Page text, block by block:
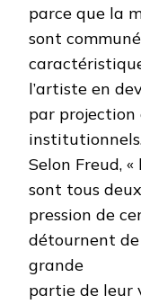
parce que la
sont
l’artiste en
par
Selon Freud,
sont tous
pression de
détournent
grande
partie de leur